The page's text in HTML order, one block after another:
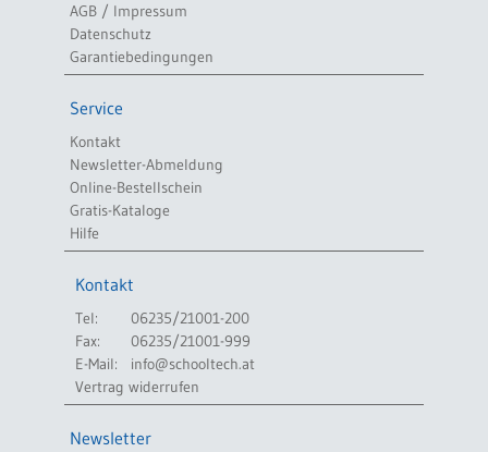
AGB / Impressum
Datenschutz
Garantiebedingungen
Service
Kontakt
Newsletter-Abmeldung
Online-Bestellschein
Gratis-Kataloge
Hilfe
Kontakt
Tel:
06235/21001-200
Fax:
06235/21001-999
E-Mail:
info@schooltech.at
Vertrag widerrufen
Newsletter